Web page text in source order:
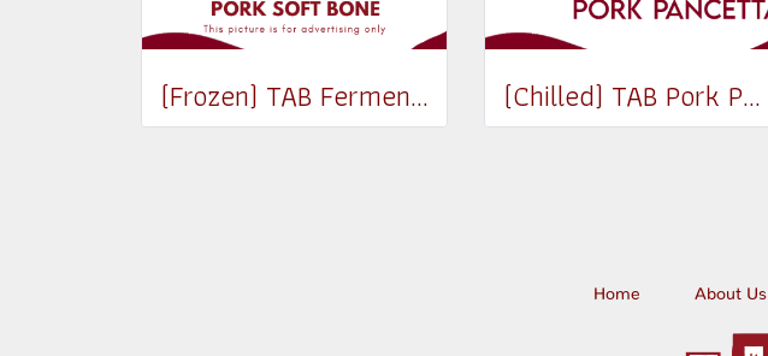
(Frozen) TAB Fermented Pork Soft Bone (Chilled) TAB Pork Pancetta 200g
Home About Us